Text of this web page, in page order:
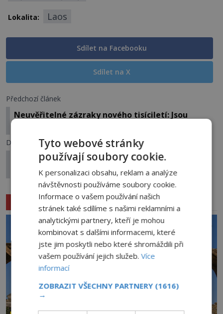
Lokalita: Laos
Sdílet na Facebooku
Sdílet na X
Předchozí článek
Neuvěřitelné zázraky nového tisíciletí: Jsou
Další článek
Banshee, zvěstovatelka smrti: Holka, nesedávej
u potoka…
Související články
Tyto webové stránky
používají soubory cookie.
K personalizaci obsahu, reklam a analýze
návštěvnosti používáme soubory cookie.
Informace o vašem používání našich
stránek také sdílíme s našimi reklamními a
analytickými partnery, kteří je mohou
kombinovat s dalšími informacemi, které
jste jim poskytli nebo které shromáždili při
vašem používání jejich služeb.Více
informací
ZOBRAZIT VŠECHNY PARTNERY (1616)
→